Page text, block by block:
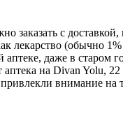
с доставкой,
лекарство (обычно
даже в старом
на Divan Yolu,
внимание на